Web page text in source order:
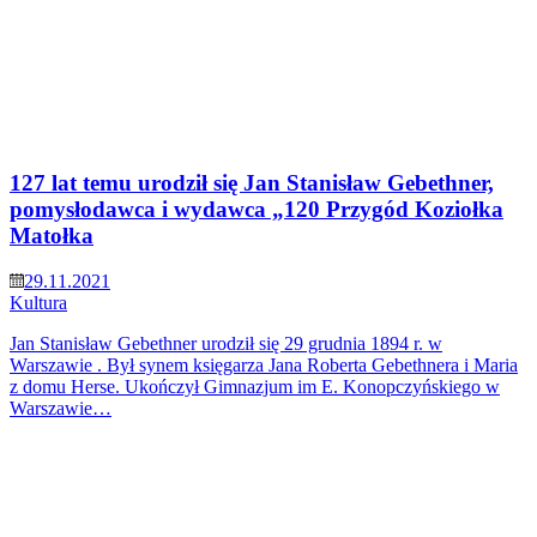
127 lat temu urodził się Jan Stanisław Gebethner,
pomysłodawca i wydawca „120 Przygód Koziołka
Matołka
29.11.2021
Kultura
Jan Stanisław Gebethner urodził się 29 grudnia 1894 r. w
Warszawie . Był synem księgarza Jana Roberta Gebethnera i Maria
z domu Herse. Ukończył Gimnazjum im E. Konopczyńskiego w
Warszawie…